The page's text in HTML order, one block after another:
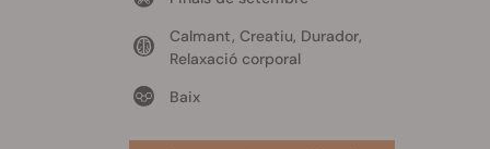
Calmant, Creatiu, Durador,
Relaxació corporal
Baix